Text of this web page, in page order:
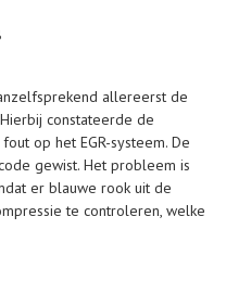
allereerst de
constateerde de
op het EGR-systeem. De
gewist. Het probleem is
er blauwe rook uit de
te controleren, welke